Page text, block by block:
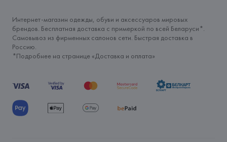
Интернет-магазин одежды, обуви и аксессуаров мировых
брендов. Бесплатная доставка с примеркой по всей Беларуси*.
Самовывоз из фирменных салонов сети. Быстрая доставка в
Россию.
*Подробнее на странице «Доставка и оплата»